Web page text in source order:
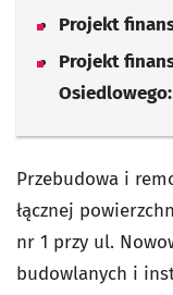
Projekt
Projekt
Osiedlowego:
Przebudowa i
łącznej
nr 1 przy ul.
budowlanych i